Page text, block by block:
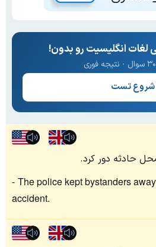
انگلیسیت رو بدون!
شروع تست
حادثه دور کرد.
The police kept bystanders
accident.